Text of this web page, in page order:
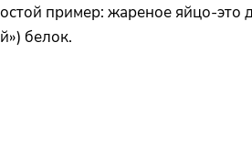
пример: жареное яйцо-это
белок.